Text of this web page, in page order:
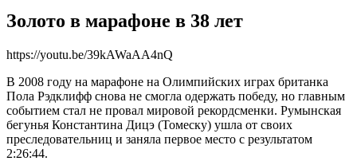
Золото в марафоне в 38 лет
https://youtu.be/39kAWaAA4nQ
В 2008 году на марафоне на Олимпийских играх британка
Пола Рэдклифф снова не смогла одержать победу, но главным
событием стал не провал мировой рекордсменки. Румынская
бегунья Константина Дицэ (Томеску) ушла от своих
преследовательниц и заняла первое место с результатом
2:26:44.